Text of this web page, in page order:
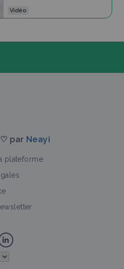
Vidéo
♡ par Neayi
plateforme